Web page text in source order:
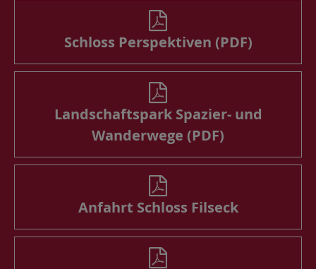
Schloss Perspektiven (PDF)
Landschaftspark Spazier- und
Wanderwege (PDF)
Anfahrt Schloss Filseck